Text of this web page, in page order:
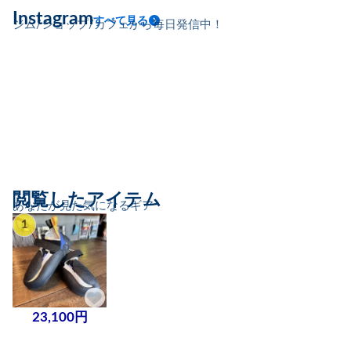
ジム/ショップ/カフェから毎日発信中！
Instagramすべて見る
あなたが見た気になるギア
閲覧したアイテム
1
23,100円